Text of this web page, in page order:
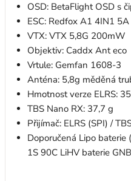
OSD: BetaFlight OSD s
ESC: Redfox A1 4IN1 5A
VTX: VTX 5,8G 200mW
Objektiv: Caddx Ant eco
Vrtule: Gemfan 1608-3
Anténa: 5,8g měděná
Hmotnost verze ELRS:
TBS Nano RX: 37,7 g
Přijímač: ELRS (SPI) /
Doporučená Lipo
1S 90C LiHV baterie